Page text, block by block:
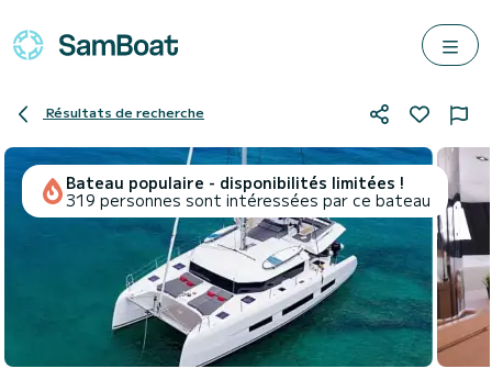
Résultats de recherche
Bateau populaire - disponibilités limitées !
319 personnes sont intéressées par ce bateau